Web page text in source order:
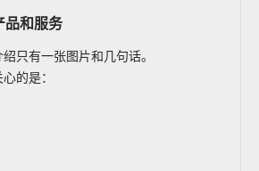
品和服务
只有一张图片和几句话。
的是：